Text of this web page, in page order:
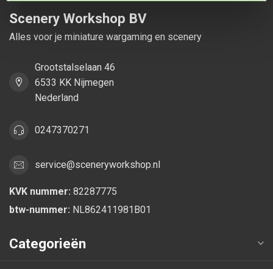
Scenery Workshop BV
Alles voor je miniature wargaming en scenery
Grootstalselaan 46
6533 KK Nijmegen
Nederland
0247370271
service@sceneryworkshop.nl
KVK nummer: 82287775
btw-nummer: NL862411981B01
Categorieën